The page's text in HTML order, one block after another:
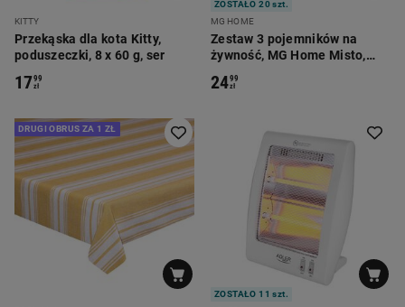
KITTY
Przekąska dla kota Kitty,
poduszeczki, 8 x 60 g, ser
1799
zł
ZOSTAŁO 20 szt.
MG HOME
Zestaw 3 pojemników na
żywność, MG Home Misto,
2499
zł
DRUGI OBRUS ZA 1 ZŁ
ZOSTAŁO 11 szt.